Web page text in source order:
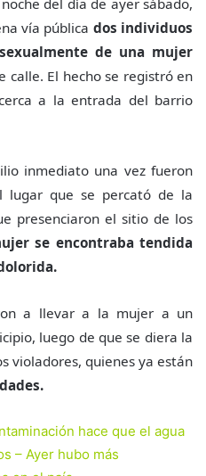
del día de ayer sábado,
vía pública dos individuos
de una mujer
El hecho se registró en
a la entrada del barrio
inmediato una vez fueron
lugar que se percató de la
presenciaron el sitio de los
se encontraba tendida
a llevar a la mujer a un
luego de que se diera la
violadores, quienes ya están
hace que el agua
– Ayer hubo más